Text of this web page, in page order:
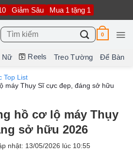
Giảm Sâu Mua 1 tặng 1
Tìm
kiếm:
0
Nữ Reels Treo Tường Để Bàn
Top List
máy Thụy Sĩ cực đẹp, đáng sở hữu
hồ cơ lộ máy Thụy
sở hữu 2026
nhật: 13/05/2026 lúc 10:55